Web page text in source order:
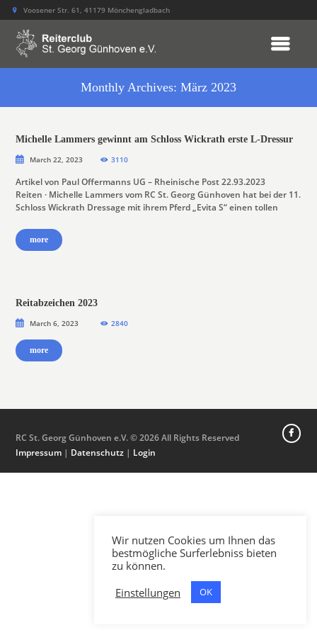
Voosener Str. 61, 41179 Mönchengladbach
Monthly Archives: März 2023
Michelle Lammers gewinnt am Schloss Wickrath erste L-Dressur
March 22, 2023 3110
Artikel von Paul Offermanns UG – Rheinische Post 22.93.2023
Reiten · Michelle Lammers vom RC St. Georg Günhoven hat bei der 11.
Schloss Wickrath Dressage mit ihrem Pferd „Evita S“ einen tollen
more
Reitabzeichen 2023
March 6, 2023 2840
more
RC St. Georg Günhoven e.V. © 2026 All Rights Reserved
Impressum | Datenschutz | Login
Wir nutzen Cookies um Ihnen das
bestmögliche Surferlebniss bieten
zu können.
Einstellungen
OK